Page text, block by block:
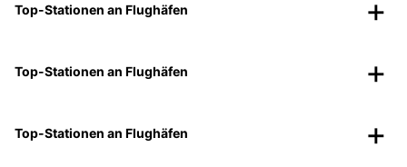
Top-Stationen an Flughäfen
Top-Stationen an Flughäfen
Top-Stationen an Flughäfen